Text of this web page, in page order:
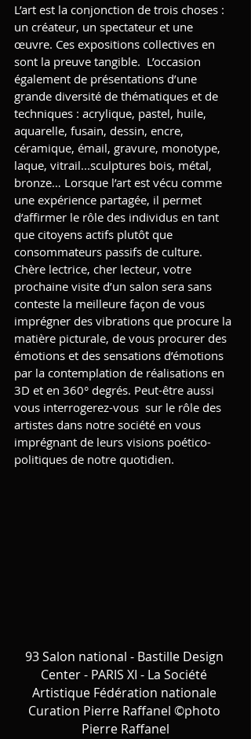
L’art est la conjonction de trois choses :
un créateur, un spectateur et une
œuvre. Ces expositions collectives en
sont la preuve tangible.  L’occasion
également de présentations d’une
grande diversité de thématiques et de
techniques : acrylique, pastel, huile,
aquarelle, fusain, dessin, encre,
céramique, émail, gravure, monotype,
laque, vitrail...sculptures bois, métal,
bronze… Lorsque l’art est vécu comme
une expérience partagée, il permet
d’affirmer le rôle des individus en tant
que citoyens actifs plutôt que
consommateurs passifs de culture.
Chère lectrice, cher lecteur, votre
prochaine visite d’un salon sera sans
conteste la meilleure façon de vous
imprégner des vibrations que procure la
matière picturale, de vous procurer des
émotions et des sensations d’émotions
par la contemplation de réalisations en
3D et en 360° degrés. Peut-être aussi
vous interrogerez-vous  sur le rôle des
artistes dans notre société en vous
imprégnant de leurs visions poético-
politiques de notre quotidien.
93 Salon national - Bastille Design
Center - PARIS XI - La Société
Artistique Fédération nationale
Curation Pierre Raffanel ©photo
Pierre Raffanel